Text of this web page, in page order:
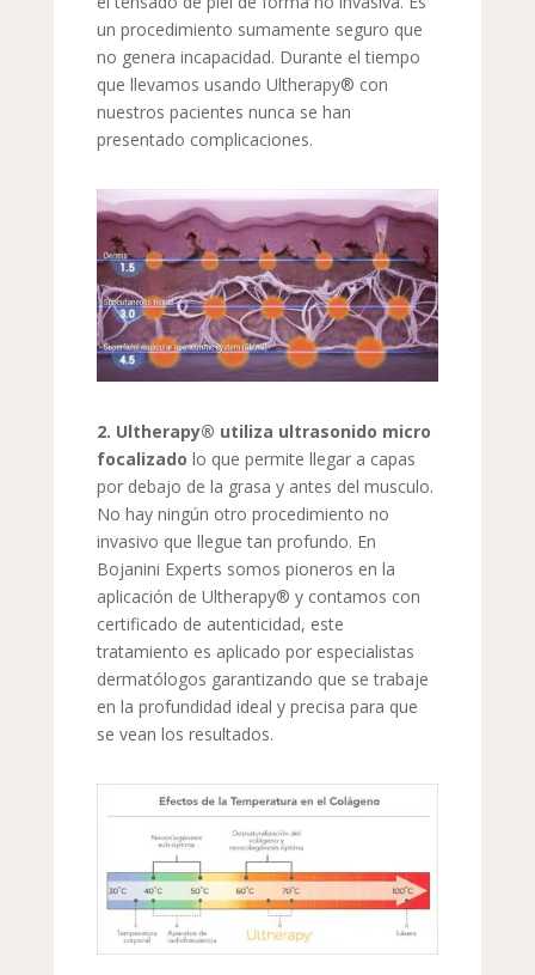
un procedimiento sumamente seguro que
no genera incapacidad. Durante el tiempo
que llevamos usando Ultherapy® con
nuestros pacientes nunca se han
presentado complicaciones.
2. Ultherapy® utiliza ultrasonido micro
focalizado lo que permite llegar a capas
por debajo de la grasa y antes del musculo.
No hay ningún otro procedimiento no
invasivo que llegue tan profundo. En
Bojanini Experts somos pioneros en la
aplicación de Ultherapy® y contamos con
certificado de autenticidad, este
tratamiento es aplicado por especialistas
dermatólogos garantizando que se trabaje
en la profundidad ideal y precisa para que
se vean los resultados.